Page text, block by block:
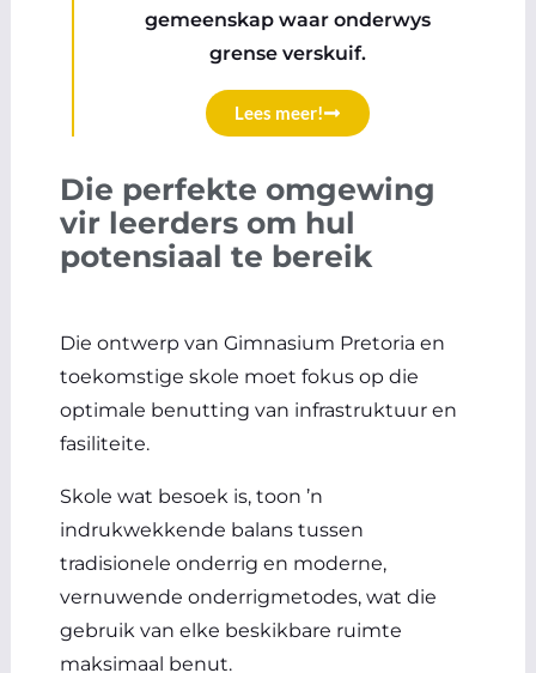
gemeenskap waar onderwys
grense verskuif.
Lees meer!
Die perfekte omgewing
vir leerders om hul
potensiaal te bereik
Die ontwerp van Gimnasium Pretoria en
toekomstige skole moet fokus op die
optimale benutting van infrastruktuur en
fasiliteite.
Skole wat besoek is, toon ’n
indrukwekkende balans tussen
tradisionele onderrig en moderne,
vernuwende onderrigmetodes, wat die
gebruik van elke beskikbare ruimte
maksimaal benut.